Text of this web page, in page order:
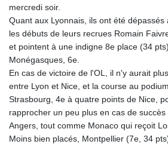
mercredi soir.
Quant aux Lyonnais, ils ont été
les débuts de leurs recrues Romain
et pointent à une indigne 8e place (34
Monégasques, 6e.
En cas de victoire de l'OL, il n'y aurait
entre Lyon et Nice, et la course au
Strasbourg, 4e à quatre points de Nice,
rapprocher un peu plus en cas de
Angers, tout comme Monaco qui reçoit
Moins bien placés, Montpellier (7e, 34